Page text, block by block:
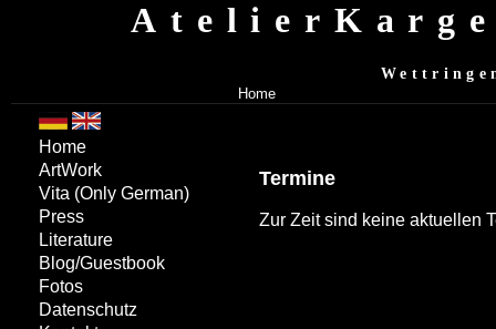
Home
Termine
Zur Zeit sind keine aktuellen
Home
ArtWork
Vita (Only German)
Press
Literature
Blog/Guestbook
Fotos
Datenschutz